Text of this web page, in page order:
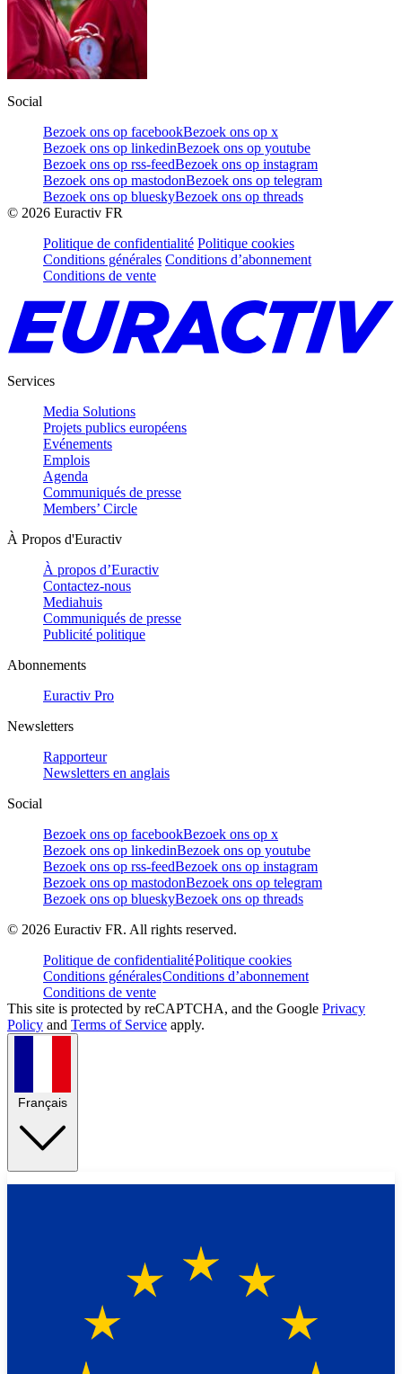
Social
Bezoek ons op facebookBezoek ons op x
Bezoek ons op linkedinBezoek ons op youtube
Bezoek ons op rss-feedBezoek ons op instagram
Bezoek ons op mastodonBezoek ons op telegram
Bezoek ons op blueskyBezoek ons op threads
© 2026 Euractiv FR
Politique de confidentialité Politique cookies
Conditions générales Conditions d’abonnement
Conditions de vente
Services
Media Solutions
Projets publics européens
Evénements
Emplois
Agenda
Communiqués de presse
Members’ Circle
À Propos d'Euractiv
À propos d’Euractiv
Contactez-nous
Mediahuis
Communiqués de presse
Publicité politique
Abonnements
Euractiv Pro
Newsletters
Rapporteur
Newsletters en anglais
Social
Bezoek ons op facebookBezoek ons op x
Bezoek ons op linkedinBezoek ons op youtube
Bezoek ons op rss-feedBezoek ons op instagram
Bezoek ons op mastodonBezoek ons op telegram
Bezoek ons op blueskyBezoek ons op threads
© 2026 Euractiv FR. All rights reserved.
Politique de confidentialitéPolitique cookies
Conditions généralesConditions d’abonnement
Conditions de vente
This site is protected by reCAPTCHA, and the Google Privacy
Policy and Terms of Service apply.
Français